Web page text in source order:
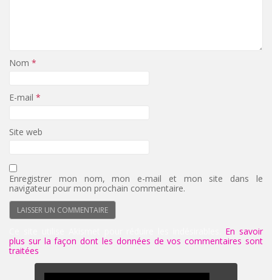
Nom *
E-mail *
Site web
Enregistrer mon nom, mon e-mail et mon site dans le
navigateur pour mon prochain commentaire.
En savoir
plus sur la façon dont les données de vos commentaires sont
traitées